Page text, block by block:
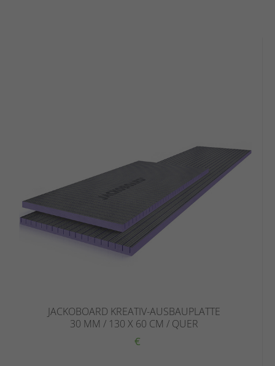
JACKOBOARD KREATIV-AUSBAUPLATTE
30 MM / 130 X 60 CM / QUER
€